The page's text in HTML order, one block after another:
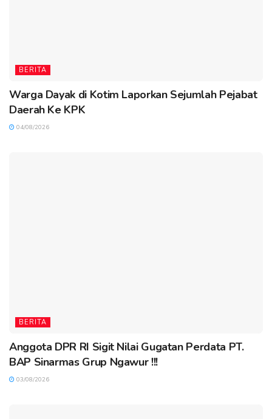
BERITA
Warga Dayak di Kotim Laporkan Sejumlah Pejabat
Daerah Ke KPK
04/08/2026
BERITA
Anggota DPR RI Sigit Nilai Gugatan Perdata PT.
BAP Sinarmas Grup Ngawur !!!
03/08/2026